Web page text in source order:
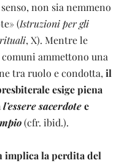
non sia nemmeno
(Istruzioni per gli
, X). Mentre le
ammettono una
tra ruolo e condotta, il
esige piena
l’essere sacerdote e
(cfr. ibid.).
implica la perdita del